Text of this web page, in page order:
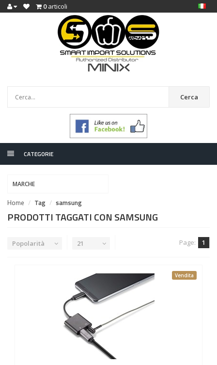
0articoli
Cerca
CATEGORIE
MARCHE
Home Tag samsung
PRODOTTI TAGGATI CON SAMSUNG
Popolarità 21 Page: 1
Vendita